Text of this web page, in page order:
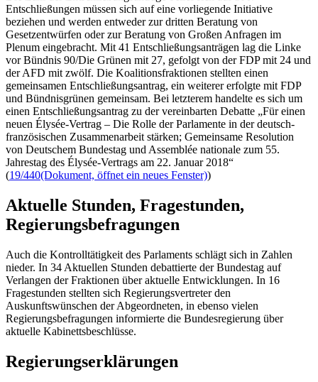
Entschließungen müssen sich auf eine vorliegende Initiative
beziehen und werden entweder zur dritten Beratung von
Gesetzentwürfen oder zur Beratung von Großen Anfragen im
Plenum eingebracht. Mit 41 Entschließungsanträgen lag die Linke
vor Bündnis 90/Die Grünen mit 27, gefolgt von der FDP mit 24 und
der AFD mit zwölf. Die Koalitionsfraktionen stellten einen
gemeinsamen Entschließungsantrag, ein weiterer erfolgte mit FDP
und Bündnisgrünen gemeinsam. Bei letzterem handelte es sich um
einen Entschließungsantrag zu der vereinbarten Debatte „Für einen
neuen Élysée-Vertrag – Die Rolle der Parlamente in der deutsch-
französischen Zusammenarbeit stärken; Gemeinsame Resolution
von Deutschem Bundestag und Assemblée nationale zum 55.
Jahrestag des Élysée-Vertrags am 22. Januar 2018“
(19/440(Dokument, öffnet ein neues Fenster))
Aktuelle Stunden, Fragestunden,
Regierungsbefragungen
Auch die Kontrolltätigkeit des Parlaments schlägt sich in Zahlen
nieder. In 34 Aktuellen Stunden debattierte der Bundestag auf
Verlangen der Fraktionen über aktuelle Entwicklungen. In 16
Fragestunden stellten sich Regierungsvertreter den
Auskunftswünschen der Abgeordneten, in ebenso vielen
Regierungsbefragungen informierte die Bundesregierung über
aktuelle Kabinettsbeschlüsse.
Regierungserklärungen